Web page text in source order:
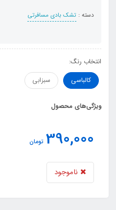
دسته : تشک بادی مسافرتی
انتخاب رنگ:
کالباسی
سبزابی
ویژگی‌های محصول
390,000 تومان
ناموجود